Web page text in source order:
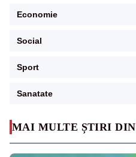
MAI MULTE ȘTIRI DIN
Economie
Social
Sport
Sanatate